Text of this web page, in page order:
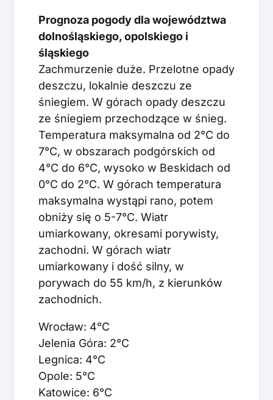
Prognoza pogody dla województwa
dolnośląskiego, opolskiego i
śląskiego
Zachmurzenie duże. Przelotne opady
deszczu, lokalnie deszczu ze
śniegiem. W górach opady deszczu
ze śniegiem przechodzące w śnieg.
Temperatura maksymalna od 2°C do
7°C, w obszarach podgórskich od
4°C do 6°C, wysoko w Beskidach od
0°C do 2°C. W górach temperatura
maksymalna wystąpi rano, potem
obniży się o 5-7°C. Wiatr
umiarkowany, okresami porywisty,
zachodni. W górach wiatr
umiarkowany i dość silny, w
porywach do 55 km/h, z kierunków
zachodnich.
Wrocław: 4°C
Jelenia Góra: 2°C
Legnica: 4°C
Opole: 5°C
Katowice: 6°C